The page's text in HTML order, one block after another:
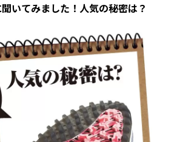
いてみました！人気の秘密は？